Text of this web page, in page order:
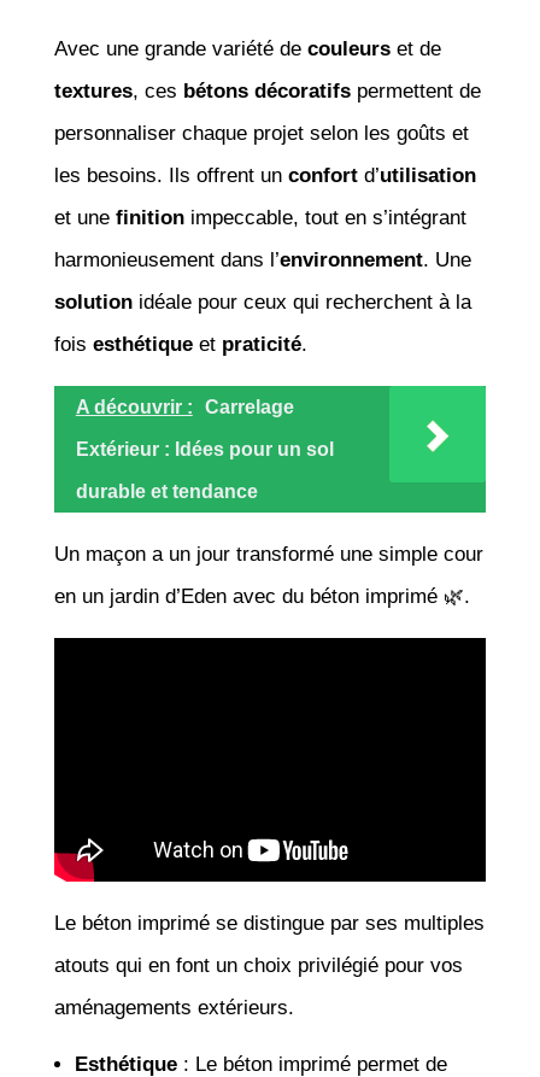
Avec une grande variété de couleurset de
textures, ces bétons décoratifspermettent de
personnaliser chaque projet selon les goûts et
les besoins. Ils offrent un confortd’utilisation
et une finitionimpeccable, tout en s’intégrant
harmonieusement dans l’environnement. Une
solutionidéale pour ceux qui recherchent à la
fois esthétiqueet praticité.
A découvrir : Carrelage
Extérieur : Idées pour un sol
durable et tendance
Un maçon a un jour transformé une simple cour
en un jardin d’Eden avec du béton imprimé 🌿.
Le béton imprimé se distingue par ses multiples
atouts qui en font un choix privilégié pour vos
aménagements extérieurs.
Esthétique: Le béton imprimé permet de